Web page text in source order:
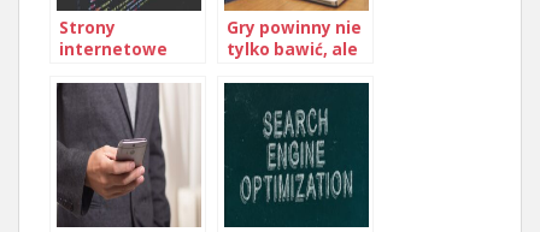
Strony
internetowe
Gry powinny nie
tylko bawić, ale